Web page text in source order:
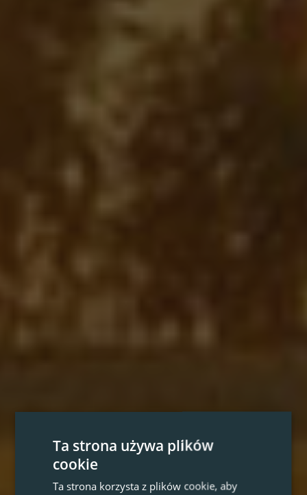
Ta strona używa plików
cookie
Ta strona korzysta z plików cookie, aby